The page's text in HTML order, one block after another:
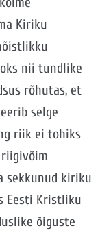
Kiriku
nii tundlike
rõhutas, et
selge
riik ei tohiks
sekkunud kiriku
Eesti Kristliku
õiguste